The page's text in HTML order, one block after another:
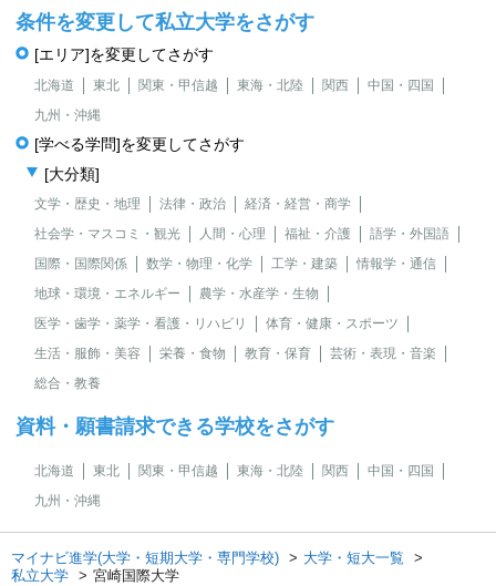
条件を変更して私立大学をさがす
[エリア]を変更してさがす
北海道 東北 関東・甲信越 東海・北陸 関西
中国・四国
九州・沖縄
[学べる学問]を変更してさがす
[大分類]
文学・歴史・地理 法律・政治
経済・経営・商学
社会学・マスコミ・観光
人間・心理 福祉・介護
語学・外国語
国際・国際関係
数学・物理・化学 工学・建築
情報学・通信
地球・環境・エネルギー
農学・水産学・生物
医学・歯学・薬学・看護・リハビリ
体育・健康・スポーツ
生活・服飾・美容
栄養・食物 教育・保育
芸術・表現・音楽
総合・教養
資料・願書請求できる学校をさがす
北海道 東北 関東・甲信越 東海・北陸 関西
中国・四国
九州・沖縄
マイナビ進学(大学・短期大学・専門学校)
大学・短大一覧
私立大学
宮崎国際大学